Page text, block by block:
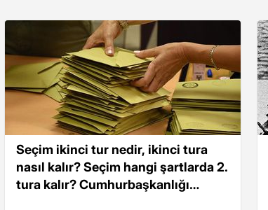
Seçim ikinci tur nedir, ikinci tura
nasıl kalır? Seçim hangi şartlarda 2.
tura kalır? Cumhurbaşkanlığı